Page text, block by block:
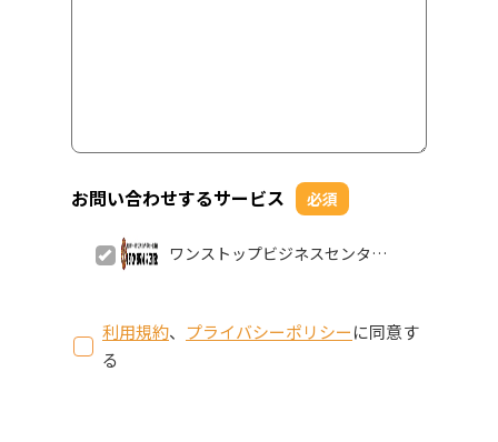
お問い合わせするサービス 必須
ワンストップビジネスセンター
利用規約、 プライバシーポリシーに同意す
る